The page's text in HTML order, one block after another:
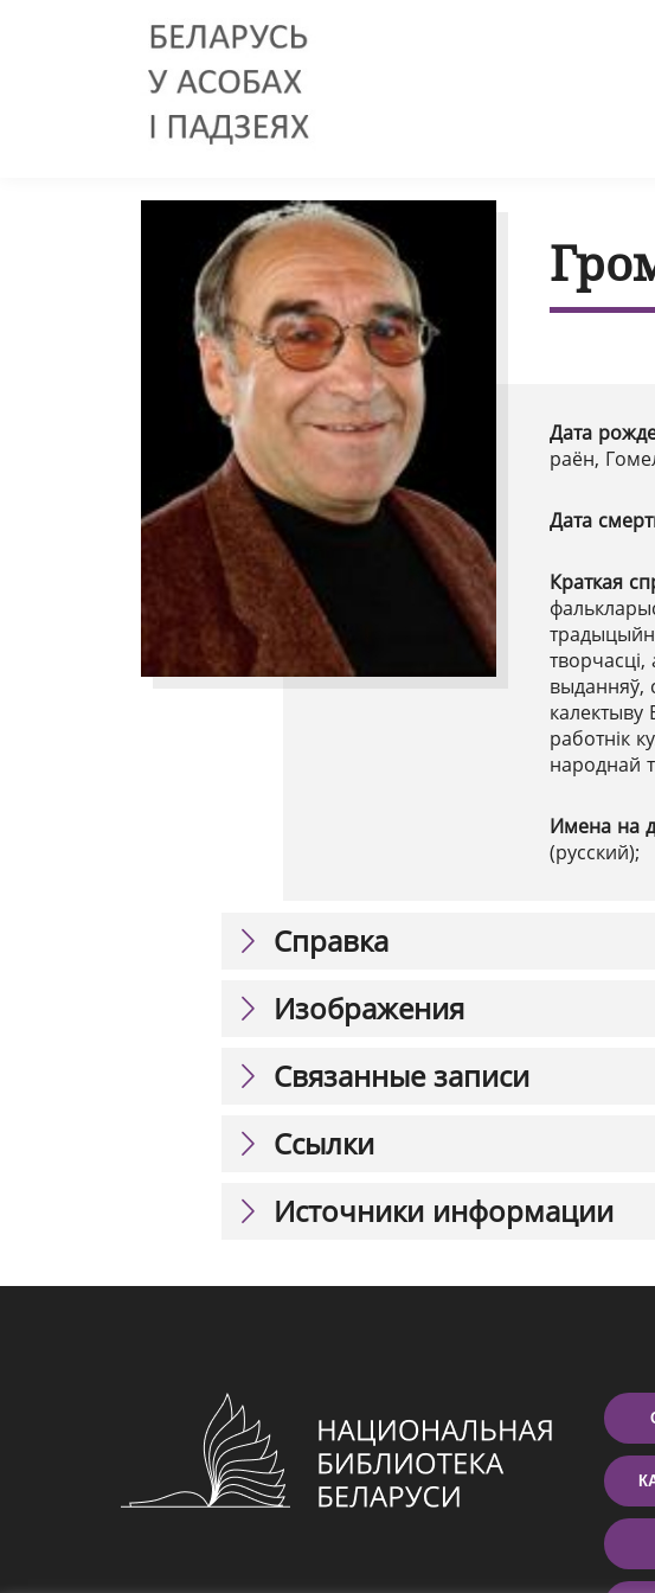
Дата
раён,
Дата
Краткая
выданняў,
калектыву
работнік
народнай
Имена на
(русский);
Справка
Изображения
Связанные записи
Ссылки
Источники информации